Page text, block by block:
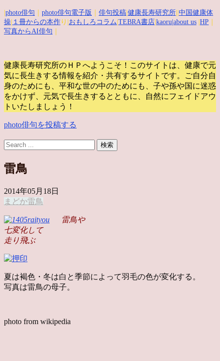
photo俳句 photo俳句電子版 俳句投稿 健康長寿研究所 中国健康体
操 １冊からの本作 り| おもしろコラム TEBRA書店 kaoru |about us HP
写真からAI俳句
健康長寿研究所のＨＰへようこそ！このサイトは、健康で元
気に長生きする情報を紹介・共有するサイトです。
ご自分自
身のためにも、平和な世の中のためにも、子や孫や国に迷惑
をかけず、元気で長生きするとともに、自然にフェイドアウ
トいたしましょう！
photo俳句を投稿する
雷鳥
2014年05月18日
まどか雷鳥
雷鳥や
七変化して
走り飛ぶ
夏は褐色・冬は白と季節によって羽毛の色が変化する。
写真は雷鳥の母子。
photo from wikipedia